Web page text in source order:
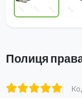
Полиця